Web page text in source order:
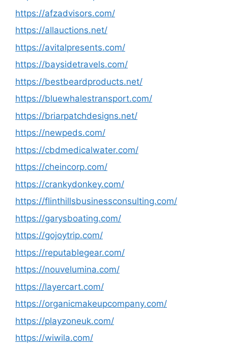
https://afzadvisors.com/
https://allauctions.net/
https://avitalpresents.com/
https://baysidetravels.com/
https://bestbeardproducts.net/
https://bluewhalestransport.com/
https://briarpatchdesigns.net/
https://newpeds.com/
https://cbdmedicalwater.com/
https://cheincorp.com/
https://crankydonkey.com/
https://flinthillsbusinessconsulting.com/
https://garysboating.com/
https://gojoytrip.com/
https://reputablegear.com/
https://nouvelumina.com/
https://layercart.com/
https://organicmakeupcompany.com/
https://playzoneuk.com/
https://wiwila.com/